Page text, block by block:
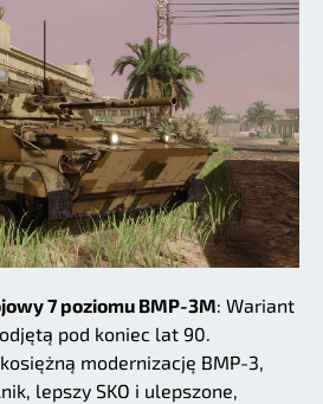
7 poziomu BMP-3M: Wariant
pod koniec lat 90.
modernizację BMP-3,
lepszy SKO i ulepszone,